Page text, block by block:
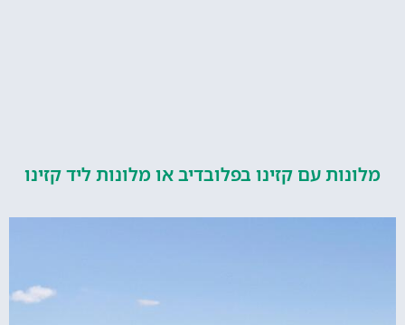
עם קזינו בפלובדיב או מלונות ליד קזינו